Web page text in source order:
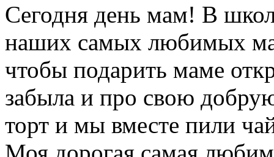
Сегодня день мам! В
наших самых любимых
чтобы подарить маме
забыла и про свою
торт и мы вместе пили